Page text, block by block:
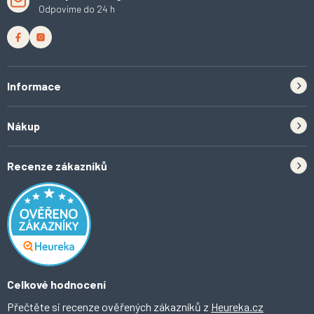
Odpovíme do 24 h
Informace
Tipy do kuchyně
Inspirace a trendy
Domácí vychytávky
O Ahomi
Nákup
Odstoupení od smlouvy
Obchodní podmínky
Ochrana osobních údajů
Recenze zákazníků
Celkové hodnocení
Přečtěte si recenze ověřených zákazníků z Heureka.cz